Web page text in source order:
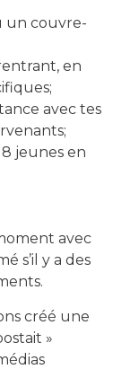
un couvre-
en
avec tes
jeunes en
avec
s’il y a des
créé une
»